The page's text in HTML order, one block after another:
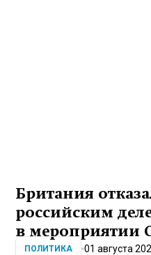
Британия
российским
в мероприятии
ПОЛИТИКА 01 августа